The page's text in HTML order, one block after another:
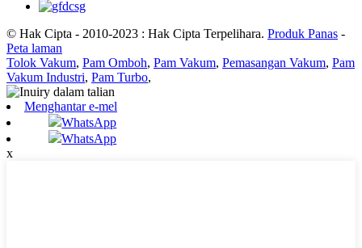
© Hak Cipta - 2010-2023 : Hak Cipta Terpelihara. Produk Panas -
Peta laman
Tolok Vakum, Pam Omboh, Pam Vakum, Pemasangan Vakum, Pam
Vakum Industri, Pam Turbo,
Menghantar e-mel
WhatsApp
WhatsApp
x